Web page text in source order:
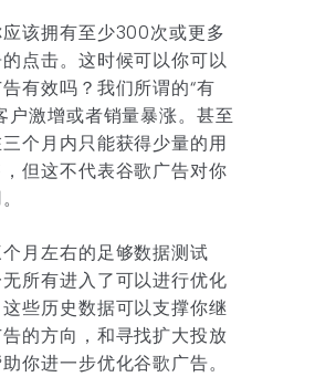
该拥有至少300次或更多
点击。这时候可以你可以
有效吗？我们所谓的“有
户激增或者销量暴涨。甚至
个月内只能获得少量的用
但这不代表谷歌广告对你
月左右的足够数据测试
所有进入了可以进行优化
些历史数据可以支撑你继
的方向，和寻找扩大投放
你进一步优化谷歌广告。